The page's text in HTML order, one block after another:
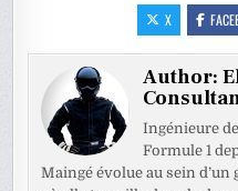
X
Author:
Ingénieure
Formule 1
Maingé évolue au sein